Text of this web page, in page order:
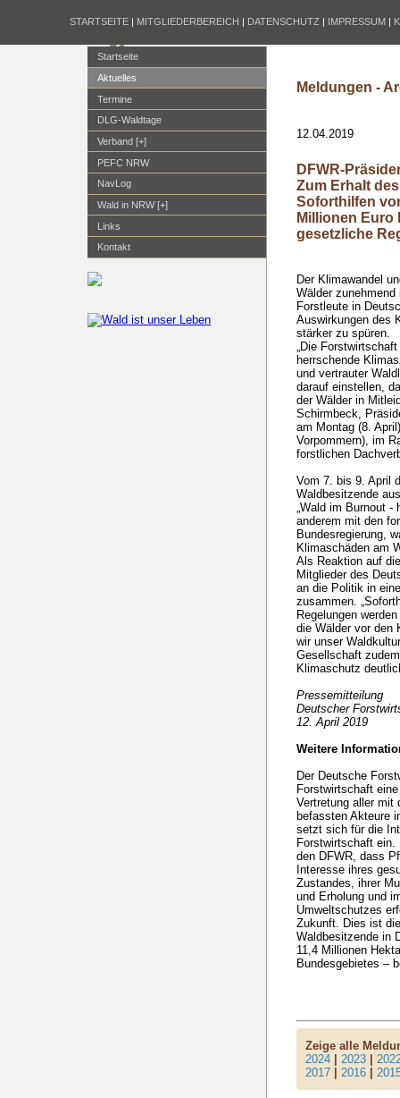
STARTSEITE | MITGLIEDERBEREICH | DATENSCHUTZ | IMPRESSUM |
Startseite
Aktuelles
Termine
DLG-Waldtage
Verband [+]
PEFC NRW
NavLog
Wald in NRW [+]
Links
Kontakt
Meldungen -
12.04.2019
DFWR-
Zum Erhalt
Soforthilfen
Millionen
gesetzliche
Der Klimawandel
Wälder
Forstleute in
Auswirkungen des
stärker zu spüren.
„Die
herrschende
und vertrauter
darauf einstellen,
der Wälder in
Schirmbeck,
am Montag (8.
Vorpommern), im
forstlichen
Vom 7. bis 9. April
Waldbesitzende
„Wald im Burnout
anderem mit den
Bundesregierung,
Klimaschäden am
Als Reaktion auf
Mitglieder des
an die Politik in
zusammen.
Regelungen
die Wälder vor den
wir unser
Gesellschaft
Klimaschutz
Pressemitteilung
Deutscher
12. April 2019
Weitere
Der Deutsche
Forstwirtschaft
Vertretung aller mit
befassten Akteure
setzt sich für die
Forstwirtschaft ein.
den DFWR, dass
Interesse ihres
Zustandes, ihrer
und Erholung und
Umweltschutzes
Zukunft. Dies ist
Waldbesitzende in
11,4 Millionen
Bundesgebietes –
Zeige alle
2024 |2023 |
2017 |2016 |